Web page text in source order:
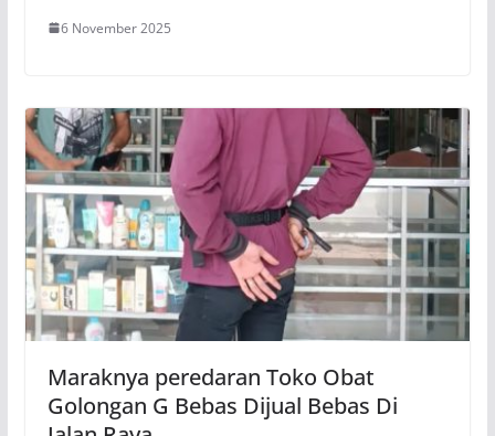
6 November 2025
Maraknya peredaran Toko Obat
Golongan G Bebas Dijual Bebas Di